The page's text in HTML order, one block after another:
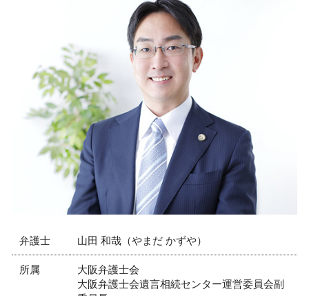
会社 法務
問題社員 辞めさせ方
債権回収 会社 取立て
パワハラ 懲戒処分
社内 法務
コンプライアンス 弁護士
弁護士 顧問契約 メリット
債権回収 弁護士 相談 大阪市
顧問弁護士 弁護士 相談 芦屋市
交通事故 弁護士 相談 神戸市
不動産トラブル 弁護士 相談 大阪市
交通事故 弁護士 相談 大阪市
リーガルチェック 弁護士 相談 大阪市
労働問題 弁護士 相談 芦屋市
相続 弁護士 相談 西宮市
不動産トラブル 弁護士 相談 神戸市
労働問題 弁護士 相談 西宮市
相続 弁護士 相談 大阪市
不動産トラブル 弁護士 相談 尼崎市
交通事故 弁護士 相談 芦屋市
弁護士 山田 和哉（やまだ かずや）
所属
大阪弁護士会
大阪弁護士会遺言相続センター運営委員会副